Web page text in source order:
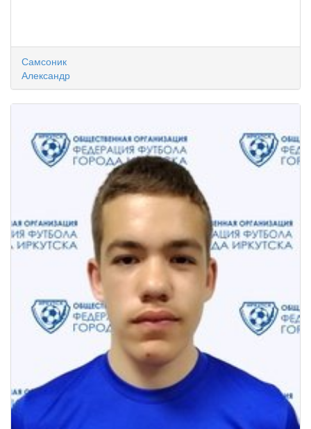
Самсоник
Александр